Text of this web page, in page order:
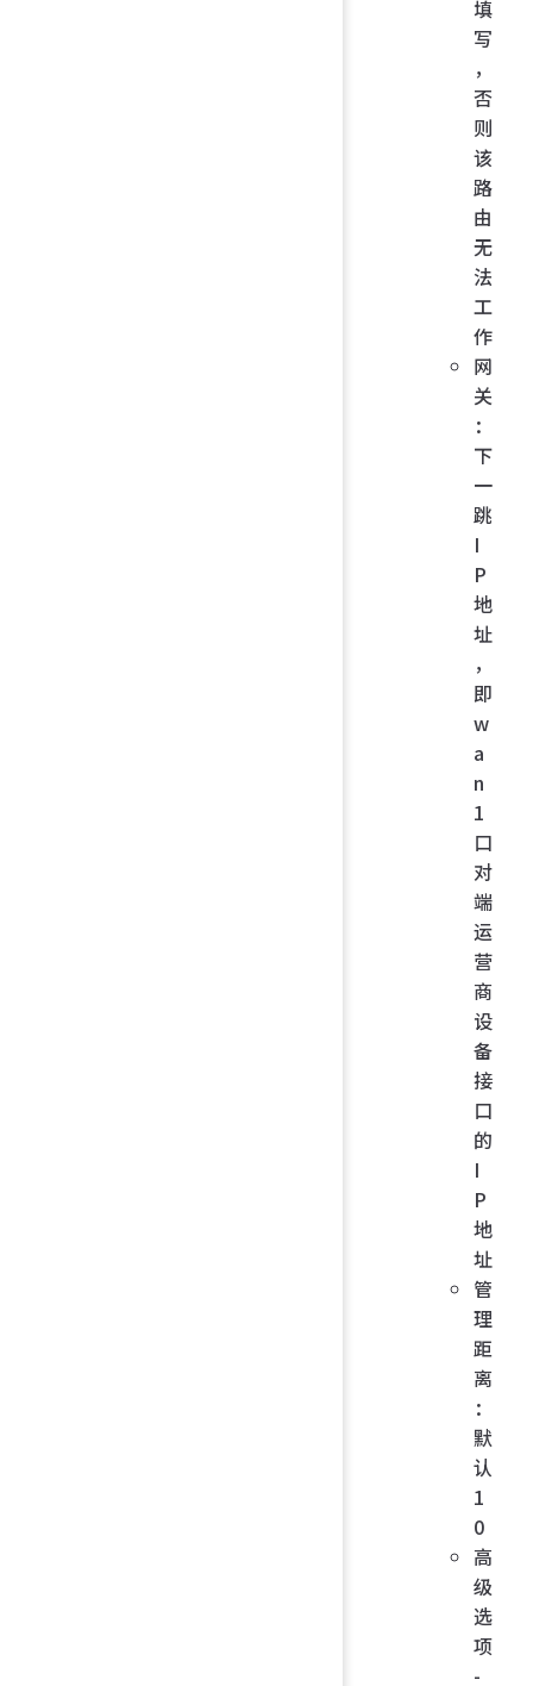
填
写
，
否
则
该
路
由
无
法
工
作
网
关
：
下
一
跳
I
P
地
址
，
即
w
a
n
1
口
对
端
运
营
商
设
备
接
口
的
I
P
地
址
管
理
距
离
：
默
认
1
0
高
级
选
项
-